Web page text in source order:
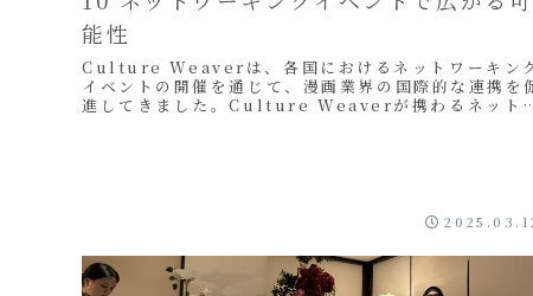
能性
Culture Weaverは、各国におけるネットワーキン
イベントの開催を通じて、漫画業界の国際的な連携を
進してきました。Culture Weaverが携わるネット